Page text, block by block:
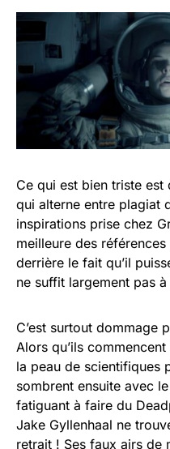
Ce qui est bien triste
qui alterne entre plagiat
inspirations prise chez
meilleure des
derrière le fait qu’il
ne suffit largement pas
C’est surtout dommage
Alors qu’ils
la peau de scientifiques
sombrent ensuite avec
fatiguant à faire du
Jake Gyllenhaal ne
retrait ! Ses faux airs de